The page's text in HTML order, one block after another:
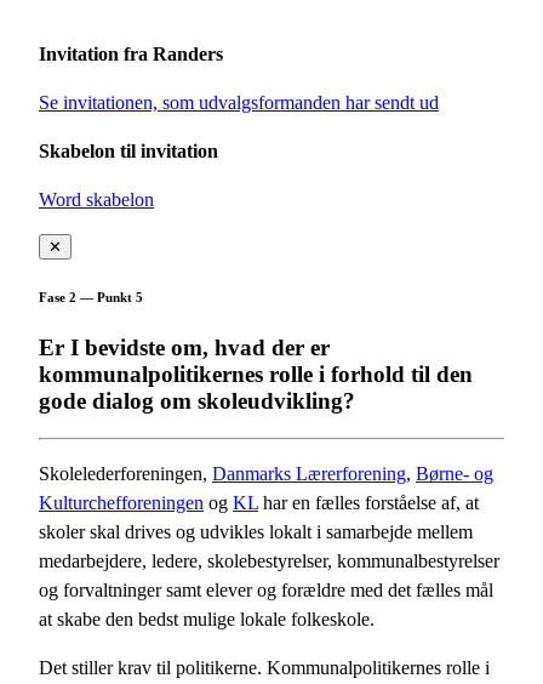
Invitation fra Randers
Se invitationen, som udvalgsformanden har sendt ud
Skabelon til invitation
Word skabelon
✕
Fase 2 — Punkt 5
Er I bevidste om, hvad der er
kommunalpolitikernes rolle i forhold til den
gode dialog om skoleudvikling?
Skolelederforeningen, Danmarks Lærerforening, Børne- og
Kulturchefforeningen og KL har en fælles forståelse af, at
skoler skal drives og udvikles lokalt i samarbejde mellem
medarbejdere, ledere, skolebestyrelser, kommunalbestyrelser
og forvaltninger samt elever og forældre med det fælles mål
at skabe den bedst mulige lokale folkeskole.
Det stiller krav til politikerne. Kommunalpolitikernes rolle i